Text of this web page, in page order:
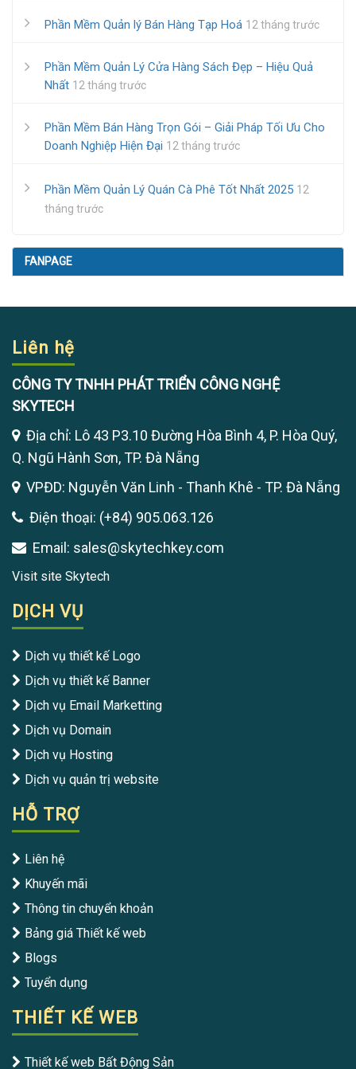
Phần Mềm Quản lý Bán Hàng Tạp Hoá 12 tháng trước
Phần Mềm Quản Lý Cửa Hàng Sách Đẹp – Hiệu Quả
Nhất 12 tháng trước
Phần Mềm Bán Hàng Trọn Gói – Giải Pháp Tối Ưu Cho
Doanh Nghiệp Hiện Đại 12 tháng trước
Phần Mềm Quản Lý Quán Cà Phê Tốt Nhất 2025 12
tháng trước
FANPAGE
Liên hệ
CÔNG TY TNHH PHÁT TRIỂN CÔNG NGHỆ
SKYTECH
Địa chỉ: Lô 43 P3.10 Đường Hòa Bình 4, P. Hòa Quý,
Q. Ngũ Hành Sơn, TP. Đà Nẵng
VPĐD: Nguyễn Văn Linh - Thanh Khê - TP. Đà Nẵng
Điện thoại: (+84) 905.063.126
Email: sales@skytechkey.com
Visit site Skytech
DỊCH VỤ
Dịch vụ thiết kế Logo
Dịch vụ thiết kế Banner
Dịch vụ Email Marketting
Dịch vụ Domain
Dịch vụ Hosting
Dịch vụ quản trị website
HỖ TRỢ
Liên hệ
Khuyến mãi
Thông tin chuyển khoản
Bảng giá Thiết kế web
Blogs
Tuyển dụng
THIẾT KẾ WEB
Thiết kế web Bất Động Sản